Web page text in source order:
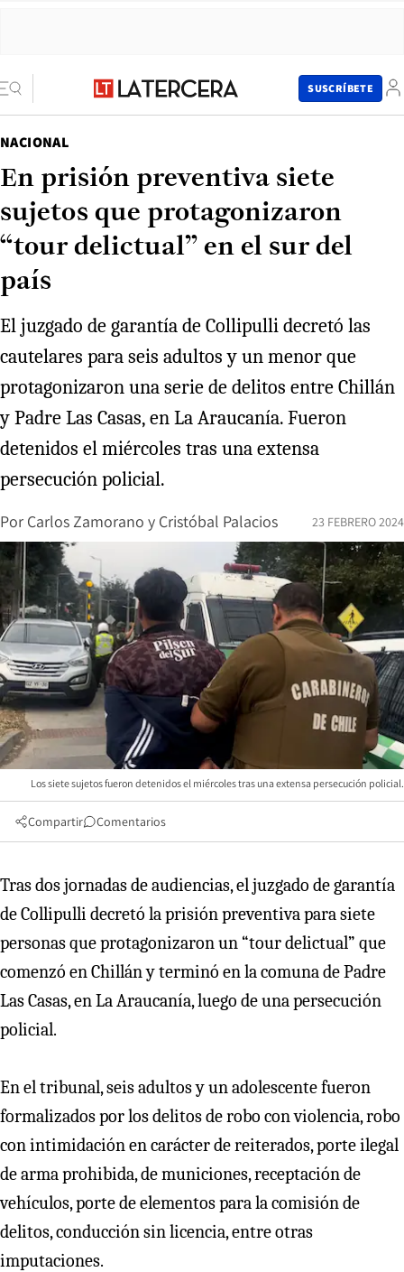
SUSCRÍBETE
NACIONAL
En prisión preventiva siete
sujetos que protagonizaron
“tour delictual” en el sur del
país
El juzgado de garantía de Collipulli decretó las
cautelares para seis adultos y un menor que
protagonizaron una serie de delitos entre Chillán
y Padre Las Casas, en La Araucanía. Fueron
detenidos el miércoles tras una extensa
persecución policial.
Por Carlos Zamorano y Cristóbal Palacios 23 FEBRERO 2024
Los siete sujetos fueron detenidos el miércoles tras una extensa persecución policial.
Compartir Comentarios
Tras dos jornadas de audiencias, el juzgado de garantía
de Collipulli decretó la prisión preventiva para siete
personas que protagonizaron un “tour delictual” que
comenzó en Chillán y terminó en la comuna de Padre
Las Casas, en La Araucanía, luego de una persecución
policial.
En el tribunal, seis adultos y un adolescente fueron
formalizados por los delitos de robo con violencia, robo
con intimidación en carácter de reiterados, porte ilegal
de arma prohibida, de municiones, receptación de
vehículos, porte de elementos para la comisión de
delitos, conducción sin licencia, entre otras
imputaciones.